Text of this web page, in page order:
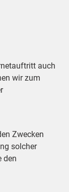
auch
wir zum
Zwecken
solcher
den